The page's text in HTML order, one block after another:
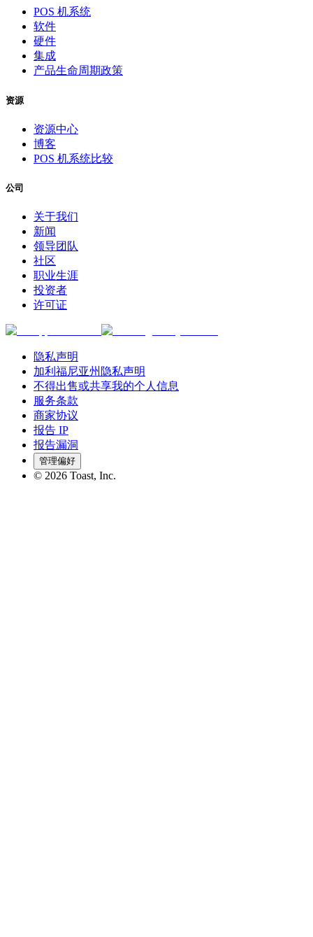
POS 机系统
软件
硬件
集成
产品生命周期政策
资源
资源中心
博客
POS 机系统比较
公司
关于我们
新闻
领导团队
社区
职业生涯
投资者
许可证
隐私声明
加利福尼亚州隐私声明
不得出售或共享我的个人信息
服务条款
商家协议
报告 IP
报告漏洞
管理偏好
© 2026 Toast, Inc.